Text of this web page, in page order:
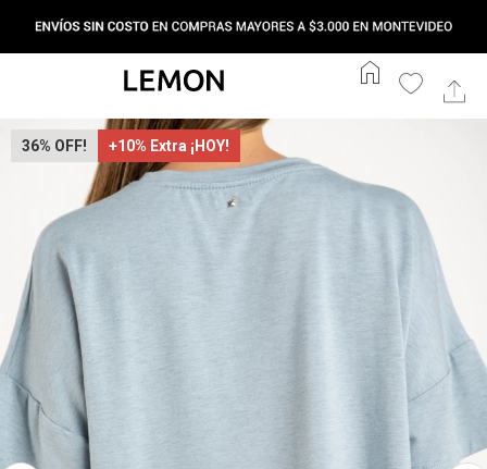
home
36 +10% Extra ¡HOY!